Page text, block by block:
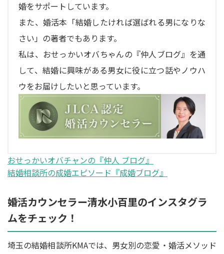
婚をサポートしています。
また、婚活本「結婚したければ選ばれる男になりな
さい」の著者でもあります。
私は、おせっかいオバちゃんの『仲人ブログ』を通
して、結婚に興味がある男女に役に立つ話やノウハ
ウをお届けしたいと思っています。
おせっかいオバチャンの『仲人 ブログ』
結婚相談所の成婚エピソード『成婚ブログ』
婚活カウンセラー清水小百里のインスタグラ
ムをチェック！
埼玉の結婚相談所KMAでは、男女別の恋愛・婚活メソッド